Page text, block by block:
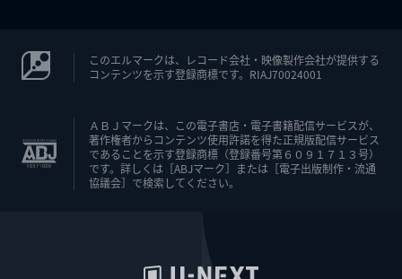
このエルマークは、レコード会社・映像製作会社が提供する
コンテンツを示す登録商標です。RIAJ70024001
ＡＢＪマークは、この電子書店・電子書籍配信サービスが、
著作権者からコンテンツ使用許諾を得た正規版配信サービス
であることを示す登録商標（登録番号第６０９１７１３号）
です。詳しくは［ABJマーク］または［電子出版制作・流通
協議会］で検索してください。